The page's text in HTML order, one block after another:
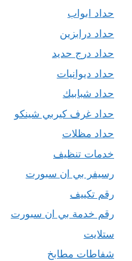
حداد ابواب
حداد درابزين
حداد درج حديد
حداد ديوانيات
حداد شبابيك
حداد غرف كيربي شينكو
حداد مظلات
خدمات تنظيف
رسيفر بي ان سبورت
رقم تكييف
رقم خدمة بي ان سبورت
ستلايت
شفاطات مطابخ